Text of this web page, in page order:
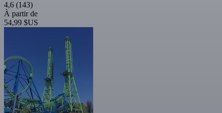
4,6 (143)
À partir de
54,99 $US